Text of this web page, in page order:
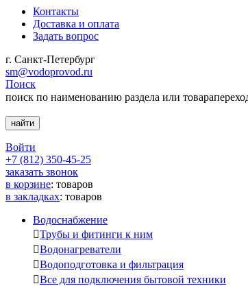
Контакты
Доставка и оплата
Задать вопрос
г. Санкт-Петербург
sm@vodoprovod.ru
Поиск
поиск по наименованию раздела или товара
Войти
+7 (812) 350-45-25
заказать звонок
в корзине: товаров
в закладках: товаров
Водоснабжение
Трубы и фитинги к ним
Водонагреватели
Водоподготовка и фильтрация
Все для подключения бытовой техники